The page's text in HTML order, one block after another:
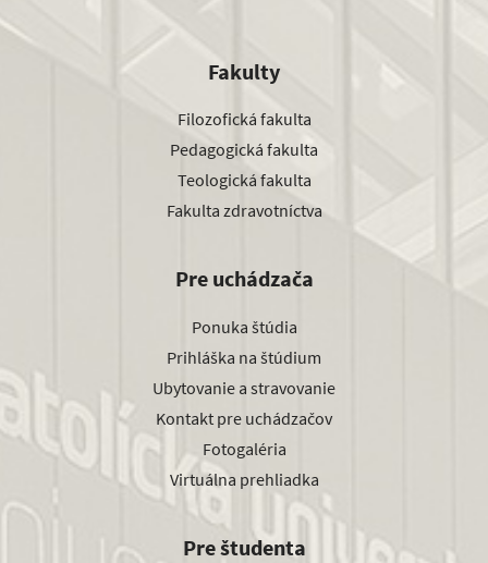
Fakulty
Filozofická fakulta
Pedagogická fakulta
Teologická fakulta
Fakulta zdravotníctva
Pre uchádzača
Ponuka štúdia
Prihláška na štúdium
Ubytovanie a stravovanie
Kontakt pre uchádzačov
Fotogaléria
Virtuálna prehliadka
Pre študenta